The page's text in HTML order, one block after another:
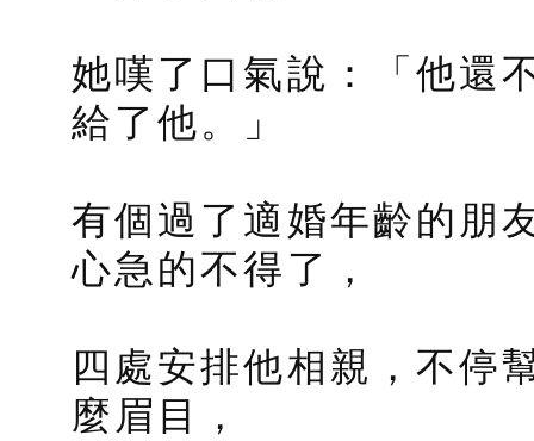
她嘆了口氣說：「他還
給了他。」
有個過了適婚年齡的朋
心急的不得了，
四處安排他相親，不停
麼眉目，